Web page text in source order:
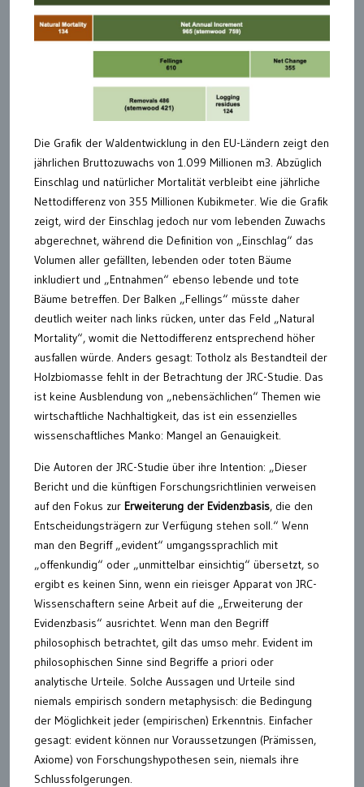
Die Grafik der Waldentwicklung in den EU-Ländern zeigt den
jährlichen Bruttozuwachs von 1.099 Millionen m3. Abzüglich
Einschlag und natürlicher Mortalität verbleibt eine jährliche
Nettodifferenz von 355 Millionen Kubikmeter. Wie die Grafik
zeigt, wird der Einschlag jedoch nur vom lebenden Zuwachs
abgerechnet, während die Definition von „Einschlag“ das
Volumen aller gefällten, lebenden oder toten Bäume
inkludiert und „Entnahmen“ ebenso lebende und tote
Bäume betreffen. Der Balken „Fellings“ müsste daher
deutlich weiter nach links rücken, unter das Feld „Natural
Mortality“, womit die Nettodifferenz entsprechend höher
ausfallen würde. Anders gesagt: Totholz als Bestandteil der
Holzbiomasse fehlt in der Betrachtung der JRC-Studie. Das
ist keine Ausblendung von „nebensächlichen“ Themen wie
wirtschaftliche Nachhaltigkeit, das ist ein essenzielles
wissenschaftliches Manko: Mangel an Genauigkeit.
Die Autoren der JRC-Studie über ihre Intention: „Dieser
Bericht und die künftigen Forschungsrichtlinien verweisen
auf den Fokus zur Erweiterung der Evidenzbasis, die den
Entscheidungsträgern zur Verfügung stehen soll.“ Wenn
man den Begriff „evident“ umgangssprachlich mit
„offenkundig“ oder „unmittelbar einsichtig“ übersetzt, so
ergibt es keinen Sinn, wenn ein rieisger Apparat von JRC-
Wissenschaftern seine Arbeit auf die „Erweiterung der
Evidenzbasis“ ausrichtet. Wenn man den Begriff
philosophisch betrachtet, gilt das umso mehr. Evident im
philosophischen Sinne sind Begriffe a priori oder
analytische Urteile. Solche Aussagen und Urteile sind
niemals empirisch sondern metaphysisch: die Bedingung
der Möglichkeit jeder (empirischen) Erkenntnis. Einfacher
gesagt: evident können nur Voraussetzungen (Prämissen,
Axiome) von Forschungshypothesen sein, niemals ihre
Schlussfolgerungen.